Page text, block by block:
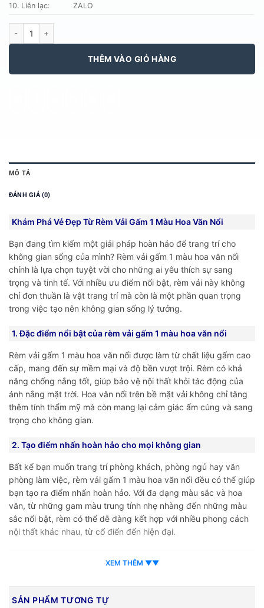
10. Liên lạc:
ZALO
THÊM VÀO GIỎ HÀNG
MÔ TẢ
ĐÁNH GIÁ (0)
Khám Phá Vẻ Đẹp Từ Rèm Vải Gấm 1 Màu Hoa Văn Nổi
Bạn đang tìm kiếm một giải pháp hoàn hảo để trang trí cho
không gian sống của mình? Rèm vải gấm 1 màu hoa văn nổi
chính là lựa chọn tuyệt vời cho những ai yêu thích sự sang
trọng và tinh tế. Với nhiều ưu điểm nổi bật, rèm vải này không
chỉ đơn thuần là vật trang trí mà còn là một phần quan trọng
trong việc tạo nên không gian sống lý tưởng.
1. Đặc điểm nổi bật của rèm vải gấm 1 màu hoa văn nổi
Rèm vải gấm 1 màu hoa văn nổi được làm từ chất liệu gấm cao
cấp, mang đến sự mềm mại và độ bền vượt trội. Rèm có khả
năng chống nắng tốt, giúp bảo vệ nội thất khỏi tác động của
ánh nắng mặt trời. Hoa văn nổi trên bề mặt vải không chỉ tăng
thêm tính thẩm mỹ mà còn mang lại cảm giác ấm cúng và sang
trọng cho không gian.
2. Tạo điểm nhấn hoàn hảo cho mọi không gian
Bất kể bạn muốn trang trí phòng khách, phòng ngủ hay văn
phòng làm việc, rèm vải gấm 1 màu hoa văn nổi đều có thể giúp
bạn tạo ra điểm nhấn hoàn hảo. Với đa dạng màu sắc và hoa
văn, từ những gam màu trung tính nhẹ nhàng đến những màu
sắc nổi bật, rèm có thể dễ dàng kết hợp với nhiều phong cách
nội thất khác nhau, từ cổ điển đến hiện đại.
3. Dễ dàng vệ sinh và bảo quản
nhẹ nhàng bằng vải ẩm hoặc sử dụng máy hút bụi để loại bỏ
XEM THÊM ▼▼
SẢN PHẨM TƯƠNG TỰ